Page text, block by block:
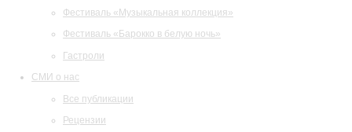
Фестиваль «Музыкальная коллекция»
Фестиваль «Барокко в белую ночь»
Гастроли
СМИ о нас
Все публикации
Рецензии